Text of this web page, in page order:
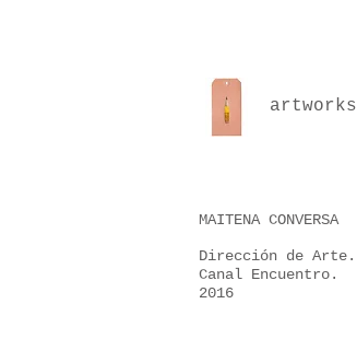
artworks
MAITENA CONVERSA
Dirección de Arte.
Canal Encuentro.
2016